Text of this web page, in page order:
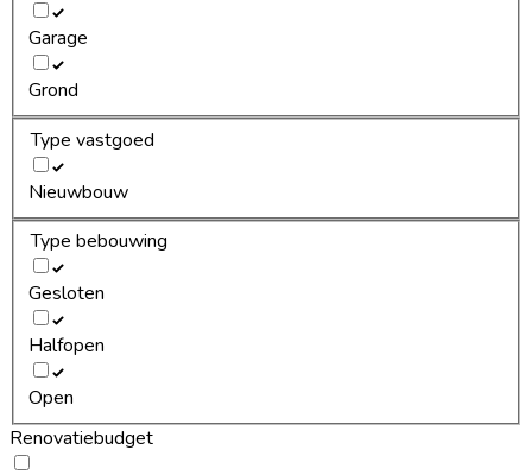
Garage
Grond
Type vastgoed
Nieuwbouw
Type bebouwing
Gesloten
Halfopen
Open
Renovatiebudget